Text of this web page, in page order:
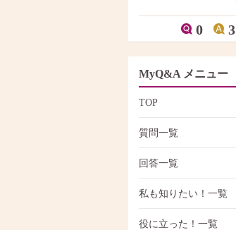
0 3
MyQ&A メニュー
TOP
質問一覧
回答一覧
私も知りたい！一覧
役に立った！一覧